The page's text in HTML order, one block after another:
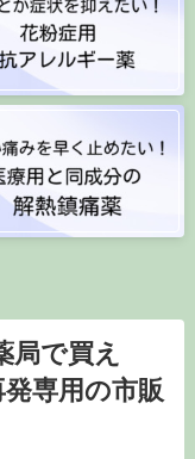
局で買え
専用の市販